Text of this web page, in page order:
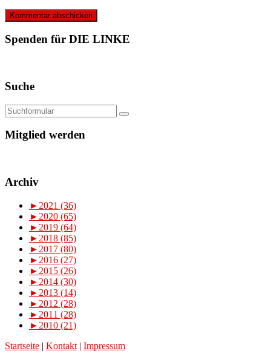
Spenden für DIE LINKE
Suche
Mitglied werden
Archiv
► 2021 (36)
► 2020 (65)
► 2019 (64)
► 2018 (85)
► 2017 (80)
► 2016 (27)
► 2015 (26)
► 2014 (30)
► 2013 (14)
► 2012 (28)
► 2011 (28)
► 2010 (21)
Startseite | Kontakt | Impressum